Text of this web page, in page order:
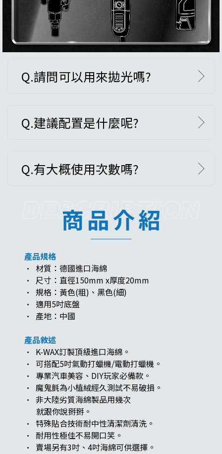
Q.請問可以用來拋光嗎?
Q.建議配置是什麼呢?
Q.有大概使用次數嗎?
產品規格
· 材質：德國進口海綿
· 尺寸：直徑150mm x厚度20mm
· 規格：黃色(粗)、黑色(細)
· 適用5吋底盤
· 產地：中國
產品敘述
· K-WAX訂製頂級進口海綿。
· 可搭配5吋氣動打蠟機/電動打蠟機。
· 專業汽車美容、DIY玩家必備款。
· 魔鬼氈為小植絨經久測試不易破損。
· 非大陸劣質海綿製品用幾次
就跟你說掰掰。
· 特殊貼合技術耐中性清潔劑清洗。
· 耐用性極佳不易開口笑。
· 賣場另有3吋、4吋海綿可供選擇。